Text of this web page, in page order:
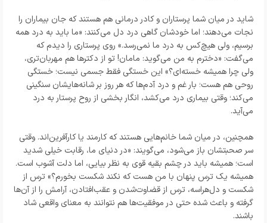
شاید در میان شما پرستاران و کادر درمانی هم هستند که جان بیماران را
نجات می‌دهند؛ اما خودشان گاهی درد دل می‌کنند: «ما باید به درد همه
برسیم، ولی هیچ‌کس به درد ما نمی‌رسد.» روی پرستاری را دیدم که
می‌گفت: «دخترم به من می‌گوید: مامان! تو از دکترها هم مهربان‌تری،
ولی چرا همیشه خسته‌ای؟» این خستگی فقط جسمی نیست؛ خستگی
روحی هم هست؛ بار غم و درد آدم‌ها که هر روز بر شانه‌هایشان سنگینی
می‌کند؛ وقتی بیماری درد می‌کشد، انگار بخشی از روح پرستار به درد
می‌آید.
همچنین، در میان شما خانم‌هایی هستند که کارمند یا کارآفرین‌اند. وقتی
سر صحبتشان باز می‌شود، می‌گویند: «در دنیای ما، رقابت خیلی شدید
است؛ همیشه باید در چشم بقیه قوی به نظر بیایی، اما دلت آشوب است.
همیشه یک ترس پنهان با من هست که نکند شکست بخورم؟» ترس از
شکست و دل‌هراسه، ترس از قضاوت‌شدن و عقب‌افتادن، آرامش را از آن‌ها
گرفته و باعث شده حتی در موفقیت‌ها هم نتوانند به معنای واقعی شاد
باشند.